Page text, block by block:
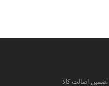
تضمین اصالت کالا